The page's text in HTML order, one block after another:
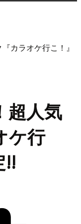
カラオケ行こ！』
超人気
ケ行
!!